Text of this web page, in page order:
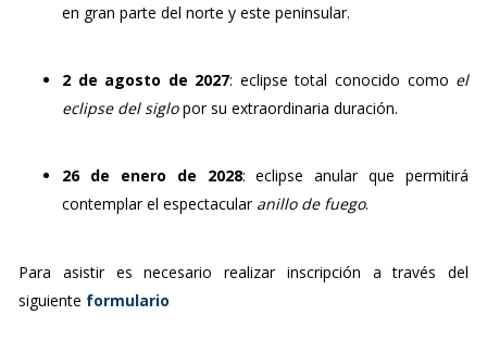
en gran parte del norte y este peninsular.
2 de agosto de 2027: eclipse total conocido como
el
eclipse del siglo por su extraordinaria duración.
26 de enero de 2028: eclipse anular que
contemplar el espectacular anillo de fuego.
Para asistir es necesario realizar inscripción a través del
siguiente formulario